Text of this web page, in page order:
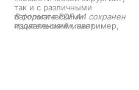
так и с различными
патологическими
проявлениями, например,
В формате PDF A4 сохранен
издательский макет.